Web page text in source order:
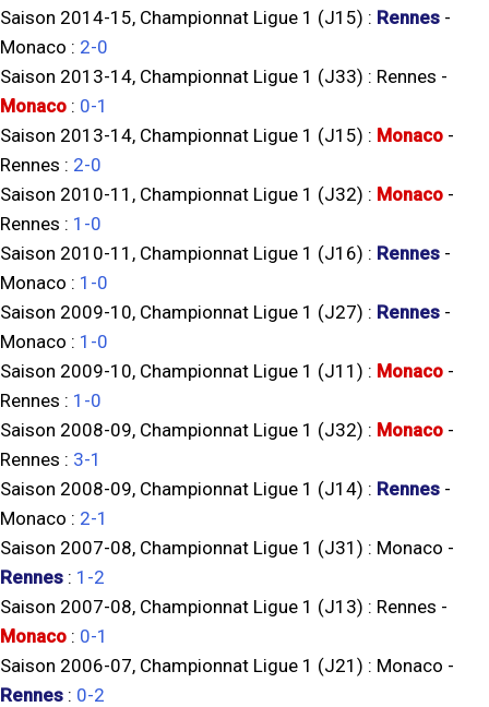
Saison 2014-15, Championnat Ligue 1 (J15) : Rennes -
Monaco : 2-0
Saison 2013-14, Championnat Ligue 1 (J33) : Rennes -
Monaco : 0-1
Saison 2013-14, Championnat Ligue 1 (J15) : Monaco -
Rennes : 2-0
Saison 2010-11, Championnat Ligue 1 (J32) : Monaco -
Rennes : 1-0
Saison 2010-11, Championnat Ligue 1 (J16) : Rennes -
Monaco : 1-0
Saison 2009-10, Championnat Ligue 1 (J27) : Rennes -
Monaco : 1-0
Saison 2009-10, Championnat Ligue 1 (J11) : Monaco -
Rennes : 1-0
Saison 2008-09, Championnat Ligue 1 (J32) : Monaco -
Rennes : 3-1
Saison 2008-09, Championnat Ligue 1 (J14) : Rennes -
Monaco : 2-1
Saison 2007-08, Championnat Ligue 1 (J31) : Monaco -
Rennes : 1-2
Saison 2007-08, Championnat Ligue 1 (J13) : Rennes -
Monaco : 0-1
Saison 2006-07, Championnat Ligue 1 (J21) : Monaco -
Rennes : 0-2